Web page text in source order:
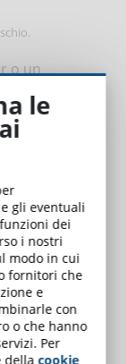
o un
La
tenendo
prevede la
le
gli eventuali
dei
i nostri
modo in cui
fornitori che
e
con
o che hanno
Per
dellacookie